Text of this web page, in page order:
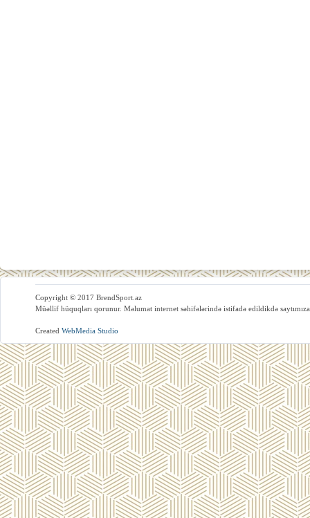
Copyright © 2017 BrendSport.az
Müəllif hüquqları qorunur. Məlumat internet səhifələrində istifadə edildikdə
Created WebMedia Studio